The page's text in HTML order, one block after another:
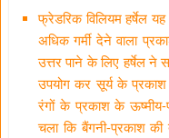
फ्रेडरिक विलियम हर्षेल
अधिक गर्मी देने वाला
उत्तर पाने के लिए हर्षेल ने
उपयोग कर सूर्य के प्रकाश
रंगों के प्रकाश के ऊष्मीय-
चला कि बैंगनी-प्रकाश